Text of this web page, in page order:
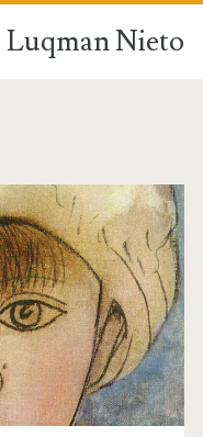
Luqman Nieto